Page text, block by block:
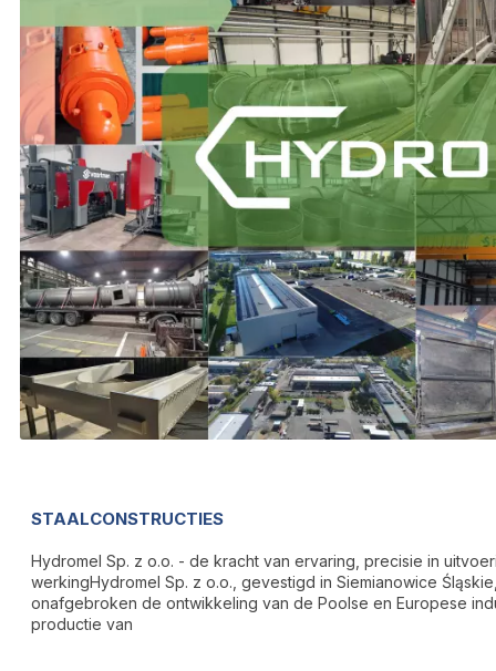
STAALCONSTRUCTIES
Hydromel Sp. z o.o. - de kracht van ervaring, precisie in
werkingHydromel Sp. z o.o., gevestigd in Siemianowice
onafgebroken de ontwikkeling van de Poolse en Europese
productie van